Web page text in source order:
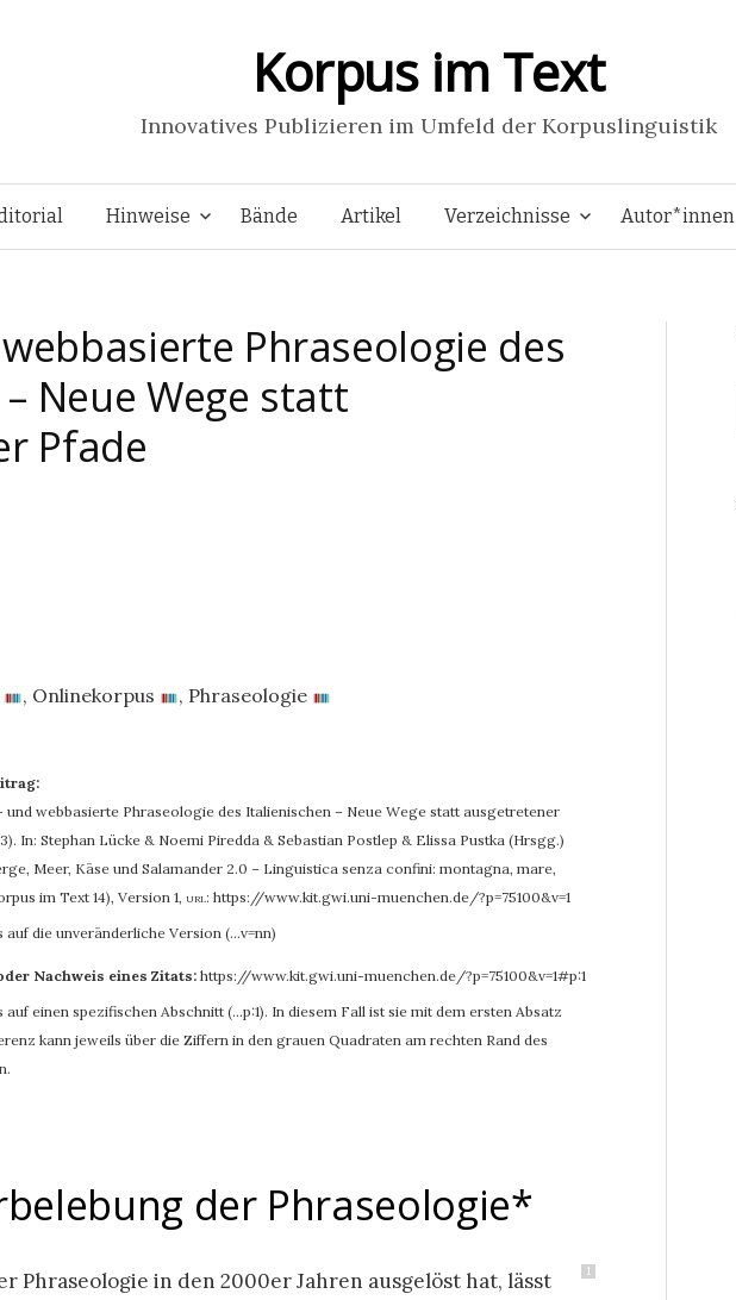
Korpus im Text
Innovatives Publizieren im Umfeld der Korpuslinguistik
Springe
Inhalt
Hinweise Bände Artikel Verzeichnisse Autor*innen
Phraseologie des
Neue Wege statt
Pfade
, Onlinekorpus , Phraseologie
und webbasierte Phraseologie des Italienischen – Neue Wege statt ausgetretener
In: Stephan Lücke & Noemi Piredda & Sebastian Postlep & Elissa Pustka (Hrsgg.)
Meer, Käse und Salamander 2.0 – Linguistica senza confini: montagna, mare,
im Text 14), Version 1, url: https://www.kit.gwi.uni-muenchen.de/?p=75100&v=1
auf die unveränderliche Version (…v=nn)
Nachweis eines Zitats: https://www.kit.gwi.uni-muenchen.de/?p=75100&v=1#p:1
einen spezifischen Abschnitt (…p:1). In diesem Fall ist sie mit dem ersten Absatz
kann jeweils über die Ziffern in den grauen Quadraten am rechten Rand des
der Phraseologie*
1
Phraseologie in den 2000er Jahren ausgelöst hat, lässt